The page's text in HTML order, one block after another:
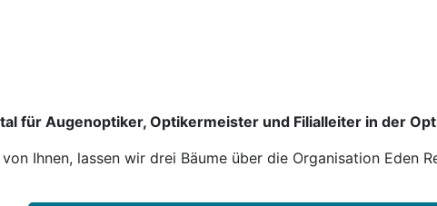
für Augenoptiker, Optikermeister und Filialleiter in der
Ihnen, lassen wir drei Bäume über die Organisation Eden